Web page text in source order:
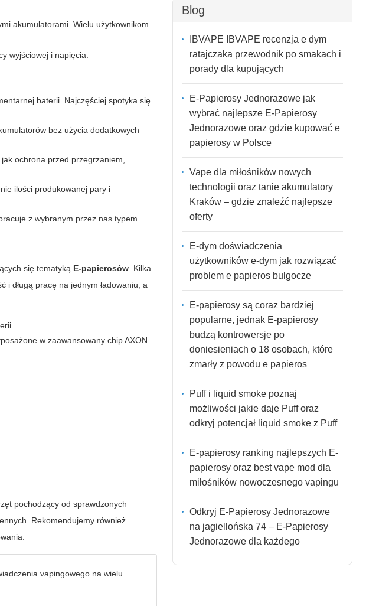
akumulatorami. Wielu użytkownikom
wyjściowej i napięcia.
baterii. Najczęściej spotyka się
bez użycia dodatkowych
ochrona przed przegrzaniem,
ilości produkowanej pary i
z wybranym przez nas typem
się tematyką E-papierosów . Kilka
i długą pracę na jednym ładowaniu, a
w zaawansowany chip AXON.
pochodzący od sprawdzonych
Rekomendujemy również
vapingowego na wielu
Blog
IBVAPE IBVAPE recenzja e dym
ratajczaka przewodnik po smakach i
porady dla kupujących
E-Papierosy Jednorazowe jak
wybrać najlepsze E-Papierosy
Jednorazowe oraz gdzie kupować e
papierosy w Polsce
Vape dla miłośników nowych
technologii oraz tanie akumulatory
Kraków – gdzie znaleźć najlepsze
oferty
E-dym doświadczenia
użytkowników e-dym jak rozwiązać
problem e papieros bulgocze
E-papierosy są coraz bardziej
popularne, jednak E-papierosy
budzą kontrowersje po
doniesieniach o 18 osobach, które
zmarły z powodu e papieros
Puff i liquid smoke poznaj
możliwości jakie daje Puff oraz
odkryj potencjał liquid smoke z Puff
E-papierosy ranking najlepszych E-
papierosy oraz best vape mod dla
miłośników nowoczesnego vapingu
Odkryj E-Papierosy Jednorazowe
na jagiellońska 74 – E-Papierosy
Jednorazowe dla każdego